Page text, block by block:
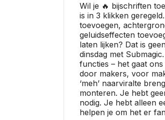
Wil je 🔥 bijschriften
is in 3 klikken
toevoegen,
geluidseffecten
laten lijken? Dat is
dinsdag met
functies – het gaat
door makers, voor
‘meh’ naarviralte
monteren. Je hebt
nodig. Je hebt alleen
helpen je om het er